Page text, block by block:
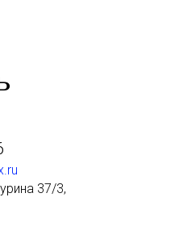
37/3,